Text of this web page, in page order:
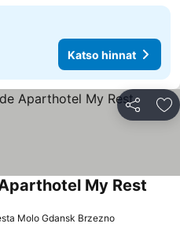
Katso hinnat
Jaa
My Rest
Molo Gdansk Brzezno